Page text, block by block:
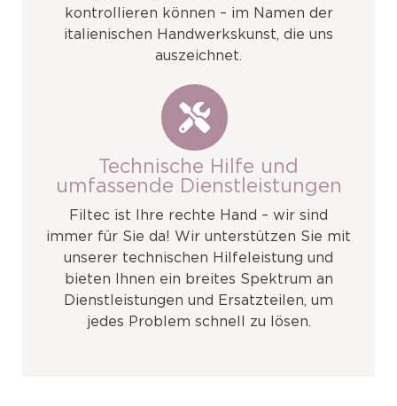
kontrollieren können – im Namen der
italienischen Handwerkskunst, die uns
auszeichnet.
Technische Hilfe und
umfassende Dienstleistungen
Filtec ist Ihre rechte Hand – wir sind
immer für Sie da! Wir unterstützen Sie mit
unserer technischen Hilfeleistung und
bieten Ihnen ein breites Spektrum an
Dienstleistungen und Ersatzteilen, um
jedes Problem schnell zu lösen.